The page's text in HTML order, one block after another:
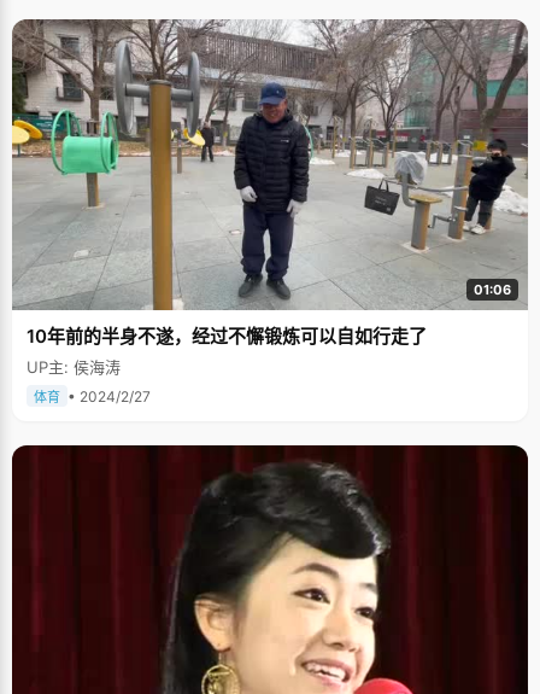
01:06
10年前的半身不遂，经过不懈锻炼可以自如行走了
UP主: 侯海涛
体育 • 2024/2/27